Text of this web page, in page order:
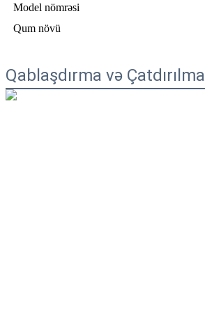
Model nömrəsi
Qum növü
Qablaşdırma və Çatdırılma